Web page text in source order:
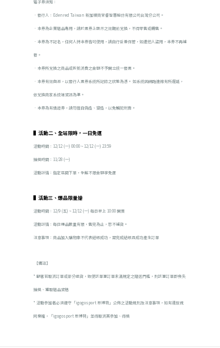
電子券須知：
．發行人：Edenred Taiwan 新加坡商宜睿智慧股份有限公司台灣分公司。
．本券為企業贈品專用，請於票券上顯示之效期前兌換，不得零售或轉售。
．本券為不記名，任何人持本券皆可使用，請自行妥善保管，如遭他人盜用，本券不再補
發。
．本券所兌換之商品或折抵消費之金額不予開立統一發票。
．本券有效與否，以發行人票券系統所記錄之狀態為憑。 如系統因網路連線有所遲延，
依兌換商家系統端資訊為準。
．本券為有價證券，請勿擅自偽造、變造，以免觸犯刑責。
▌活動二、全站限時，一日免運
活動時間：12/12 (一) 00:00 ~ 12/12 (一) 23:59
抽獎時間：11/28 (一)
活動詳情：指定區間下單，全館不限金額享免運
▌活動三、爆品限量搶
活動時間：12/9 (五) ~ 12/12 (一) 每日早上 10:00 開賣
活動詳情：每日爆品數量有限，售完為止，恕不補貨。
注意事項：商品加入購物車不代表結帳成功，需完成結帳且成功產生訂單
【備註】
* 顧客若取消訂單或部分退貨，致使該單筆訂單未滿規定之贈送門檻，則該筆訂單即喪失
抽獎、獲取贈品資格
* 活動參加者必須遵守「igogosport 思博特」公佈之活動規則及注意事項，如有違反視
同棄權，「igogosport 思博特」並得取消其參加、得獎